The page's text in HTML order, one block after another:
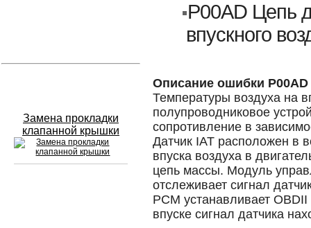
Замена прокладки
клапанной крышки
P00AD Цепь
впускного
Описание ошибки P00AD
Температуры воздуха на
полупроводниковое
сопротивление в
Датчик IAT расположен в
впуска воздуха в
цепь массы. Модуль
отслеживает сигнал
PCM устанавливает
впуске сигнал датчика